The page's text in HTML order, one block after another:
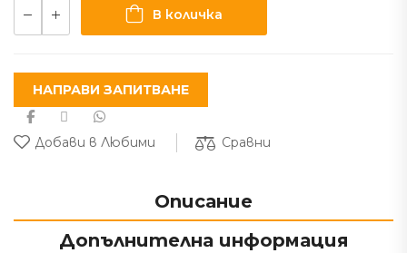
В количка
НАПРАВИ ЗАПИТВАНЕ
Добави в Любими Сравни
Описание
Допълнителна информация